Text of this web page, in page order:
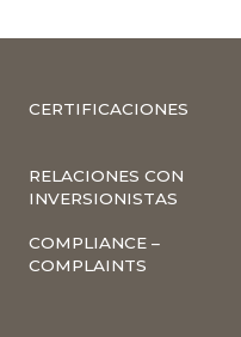
CERTIFICACIONES
RELACIONES CON
INVERSIONISTAS
COMPLIANCE –
COMPLAINTS